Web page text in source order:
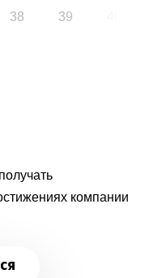
38 39
компании